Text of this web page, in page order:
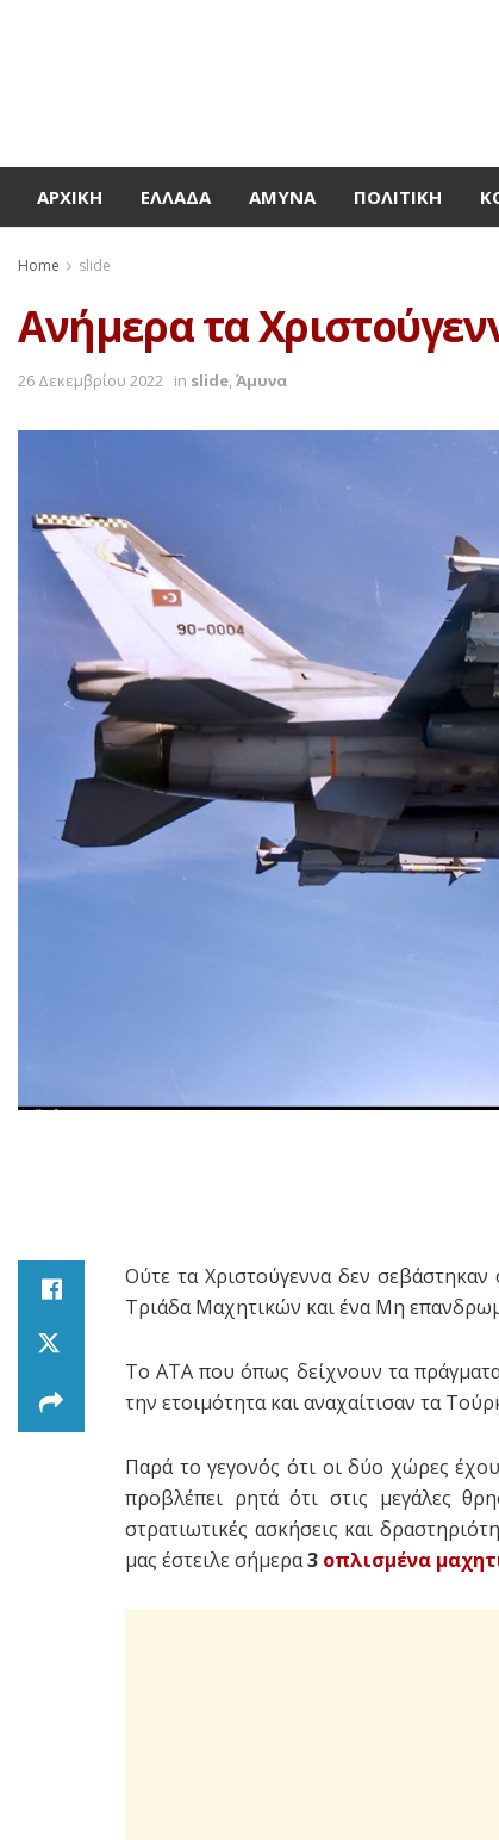
ΑΡΧΙΚΉ ΕΛΛΆΔΑ ΆΜΥΝΑ ΠΟΛΙΤΙΚΉ
Home slide
Ανήμερα τα
26 Δεκεμβρίου 2022 in slide,Άμυνα
Ούτε τα Χριστούγεννα δεν σεβάστηκαν
Τριάδα Μαχητικών και ένα Μη
Το ΑΤΑ που όπως δείχνουν τα
την ετοιμότητα και αναχαίτισαν τα
Παρά το γεγονός ότι οι δύο χώρες
προβλέπει ρητά ότι στις μεγάλες
στρατιωτικές ασκήσεις και
μας έστειλε σήμερα3 οπλισμένα